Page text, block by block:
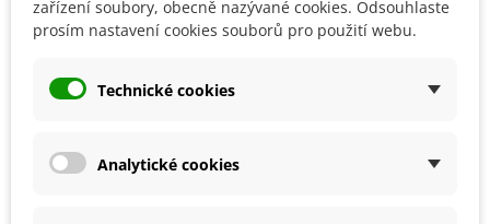
SOUVISEJÍCÍ PRODUKTY
zařízení soubory, obecně nazývané cookies. Odsouhlaste
prosím nastavení cookies souborů pro použití webu.
Technické cookies
Analytické cookies